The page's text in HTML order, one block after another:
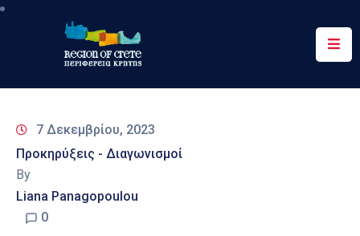
Περιφέρεια
&
Δράσεις
Ψηφιακές
7 Δεκεμβρίου, 2023
Προκηρύξεις - Διαγωνισμοί
By
Liana Panagopoulou
0